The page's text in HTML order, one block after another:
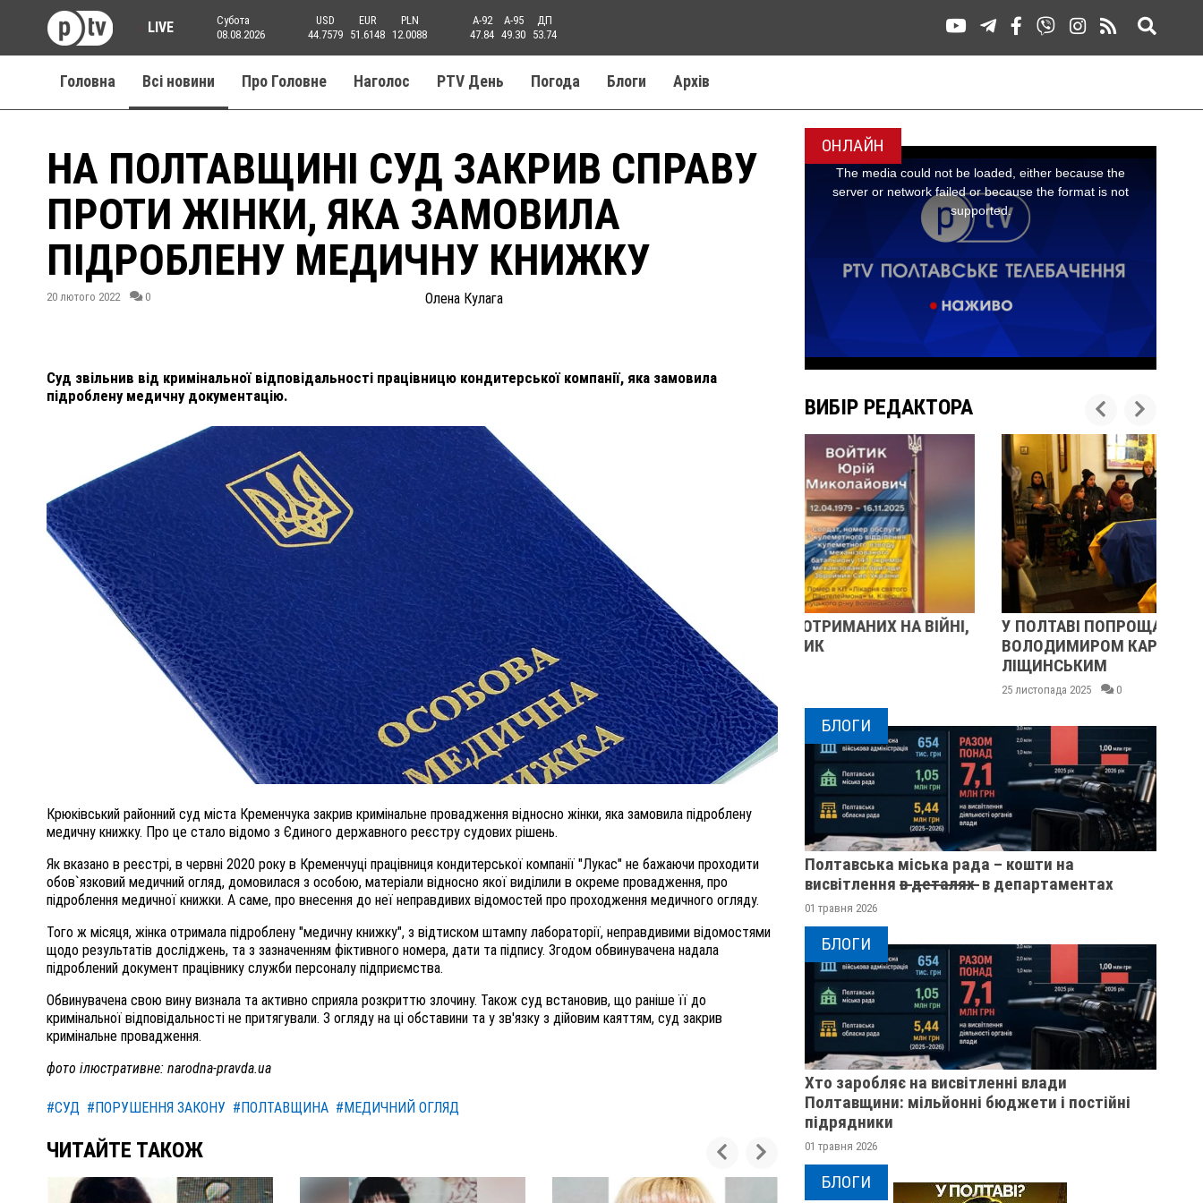
LIVE
Субота
08.08.2026
USD
44.7579
EUR
51.6148
PLN
12.0088
A-92
47.84
A-95
49.30
ДП
53.74
Головна Всі новини Про Головне Наголос PTV День Погода Блоги Aрхів
НА ПОЛТАВЩИНІ СУД ЗАКРИВ СПРАВУ
ПРОТИ ЖІНКИ, ЯКА ЗАМОВИЛА
ПІДРОБЛЕНУ МЕДИЧНУ КНИЖКУ
20 лютого 2022 0 Олена Кулага
Суд звільнив від кримінальної відповідальності працівницю кондитерської компанії, яка замовила
підроблену медичну документацію.
Крюківський районний суд міста Кременчука закрив кримінальне провадження відносно жінки, яка замовила підроблену
медичну книжку. Про це стало відомо з Єдиного державного реєстру судових рішень.
Як вказано в реєстрі, в червні 2020 року в Кременчуці працівниця кондитерської компанії "Лукас" не бажаючи проходити
обов`язковий медичний огляд, домовилася з особою, матеріали відносно якої виділили в окреме провадження, про
підроблення медичної книжки. А саме, про внесення до неї неправдивих відомостей про проходження медичного огляду.
Того ж місяця, жінка отримала підроблену "медичну книжку", з відтиском штампу лабораторії, неправдивими відомостями
щодо результатів досліджень, та з зазначенням фіктивного номера, дати та підпису. Згодом обвинувачена надала
підроблений документ працівнику служби персоналу підприємства.
Обвинувачена свою вину визнала та активно сприяла розкриттю злочину. Також суд встановив, що раніше її до
кримінальної відповідальності не притягували. З огляду на ці обставини та у зв'язку з дійовим каяттям, суд закрив
кримінальне провадження.
фото ілюстративне: narodna-pravda.ua
#СУД #ПОРУШЕННЯ ЗАКОНУ #ПОЛТАВЩИНА #МЕДИЧНИЙ ОГЛЯД
ЧИТАЙТЕ ТАКОЖ
ОНЛАЙН
ВИБІР РЕДАКТОРА
ПОЛІЦІЯ ПОЛТАВЩИНИ РОЗШУКУЄ 62-РІЧНУ
ЛЮДМИЛУ ТИМЧЕНКО
0
ВНАСЛІДОК ПОРАНЕНЬ, ОТРИМАНИХ НА ВІЙНІ,
ПОМЕР ВОЇН ЮРІЙ ВОЙТИК
25 листопада 2025 0
У ПОЛТАВІ ПОПРОЩАЛИСЯ ІЗ ВІЙСЬКОВИМИ
ВОЛОДИМИРОМ КАРЕНГІНИМ ТА ОЛЕГОМ
БЛОГИ
Полтавська міська рада – кошти на
висвітлення в̶ ̶д̶е̶т̶а̶л̶я̶х̶ ̶ в департаментах
01 травня 2026
БЛОГИ
Хто заробляє на висвітленні влади
Полтавщини: мільйонні бюджети і постійні
підрядники
01 травня 2026
БЛОГИ